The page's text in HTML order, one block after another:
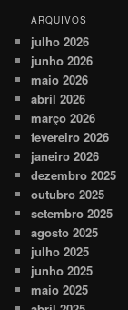
ARQUIVOS
julho 2026
junho 2026
maio 2026
abril 2026
março 2026
fevereiro 2026
janeiro 2026
dezembro 2025
outubro 2025
setembro 2025
agosto 2025
julho 2025
junho 2025
maio 2025